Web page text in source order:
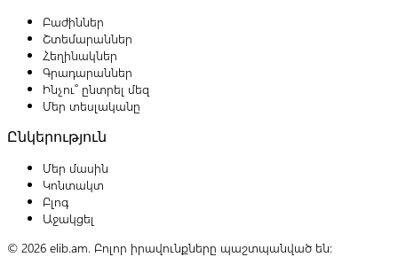
Բաժիններ
Շտեմարաններ
Հեղինակներ
Գրադարաններ
Ինչու՞ ընտրել մեզ
Մեր տեսլականը
Ընկերություն
Մեր մասին
Կոնտակտ
Բլոգ
Աջակցել
© 2026 elib.am. Բոլոր իրավունքները պաշտպանված են: